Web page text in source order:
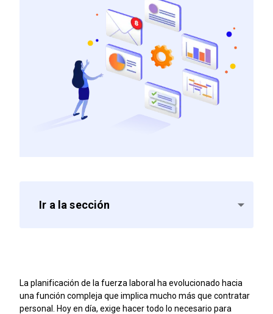
Ir a la sección
La planificación de la fuerza laboral ha evolucionado hacia
una función compleja que implica mucho más que contratar
personal. Hoy en día, exige hacer todo lo necesario para